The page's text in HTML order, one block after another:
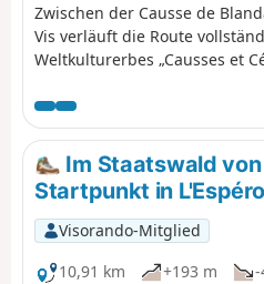
Zwischen der Causse de
Vis verläuft die Route
Weltkulturerbes „Causses et
und von den Schafen genutzt
Sommerweiden des Aigoual
sich Zeit, die ganz besondere
beobachten. Lassen Sie den
Ausblicken auf die Gorges de
Abstieg vom Travers de
Im Staatswald
Startpunkt in
Visorando-Mitglied
10,91 km
+193 m -